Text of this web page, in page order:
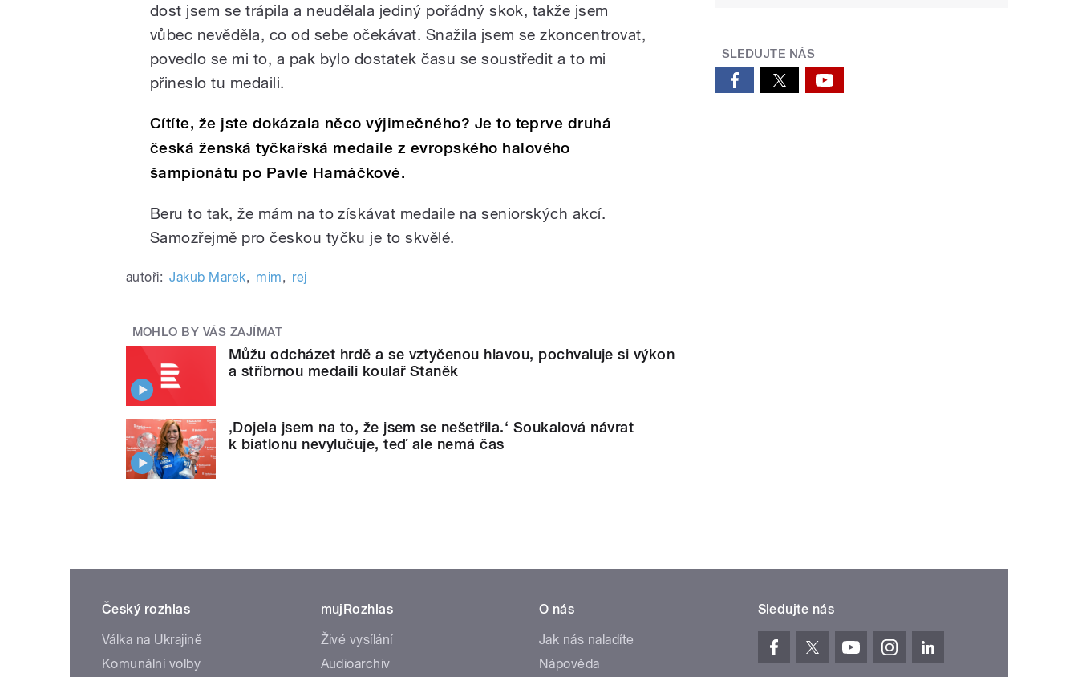
dost jsem se trápila a neudělala jediný pořádný skok, takže jsem
vůbec nevěděla, co od sebe očekávat. Snažila jsem se zkoncentrovat,
povedlo se mi to, a pak bylo dostatek času se soustředit a to mi
přineslo tu medaili.
Cítíte, že jste dokázala něco výjimečného? Je to teprve druhá
česká ženská tyčkařská medaile z evropského halového
šampionátu po Pavle Hamáčkové.
Beru to tak, že mám na to získávat medaile na seniorských akcí.
Samozřejmě pro českou tyčku je to skvělé.
autoři: Jakub Marek, mim, rej
MOHLO BY VÁS ZAJÍMAT
Můžu odcházet hrdě a se vztyčenou hlavou, pochvaluje si výkon
a stříbrnou medaili koulař Staněk
‚Dojela jsem na to, že jsem se nešetřila.‘ Soukalová návrat
k biatlonu nevylučuje, teď ale nemá čas
SLEDUJTE NÁS
Český rozhlas
Válka na Ukrajině
Komunální volby
mujRozhlas
Živé vysílání
Audioarchiv
O nás
Jak nás naladíte
Nápověda
Sledujte nás